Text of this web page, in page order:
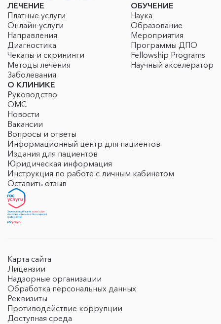
ЛЕЧЕНИЕ
Платные услуги
Онлайн-услуги
Направления
Диагностика
Чекапы и скрининги
Методы лечения
Заболевания
ОБУЧЕНИЕ
Наука
Образование
Мероприятия
Программы ДПО
Fellowship Programs
Научный акселератор
О КЛИНИКЕ
Руководство
ОМС
Новости
Вакансии
Вопросы и ответы
Информационный центр для пациентов
Издания для пациентов
Юридическая информация
Инструкция по работе с личным кабинетом
Оставить отзыв
Карта сайта
Лицензии
Надзорные организации
Обработка персональных данных
Реквизиты
Противодействие коррупции
Доступная среда